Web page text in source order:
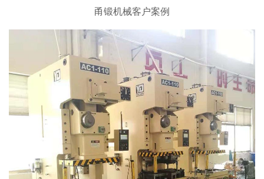
甬锻机械客户案例